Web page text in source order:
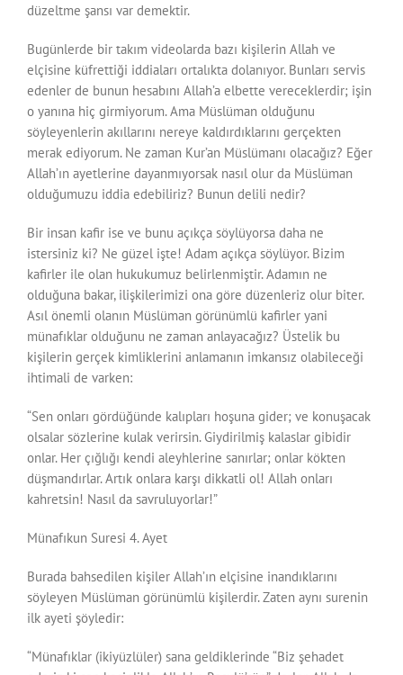
düzeltme şansı var demektir.
Bugünlerde bir takım videolarda bazı kişilerin Allah ve
elçisine küfrettiği iddiaları ortalıkta dolanıyor. Bunları servis
edenler de bunun hesabını Allah’a elbette vereceklerdir; işin
o yanına hiç girmiyorum. Ama Müslüman olduğunu
söyleyenlerin akıllarını nereye kaldırdıklarını gerçekten
merak ediyorum. Ne zaman Kur’an Müslümanı olacağız? Eğer
Allah’ın ayetlerine dayanmıyorsak nasıl olur da Müslüman
olduğumuzu iddia edebiliriz? Bunun delili nedir?
Bir insan kafir ise ve bunu açıkça söylüyorsa daha ne
istersiniz ki? Ne güzel işte! Adam açıkça söylüyor. Bizim
kafirler ile olan hukukumuz belirlenmiştir. Adamın ne
olduğuna bakar, ilişkilerimizi ona göre düzenleriz olur biter.
Asıl önemli olanın Müslüman görünümlü kafirler yani
münafıklar olduğunu ne zaman anlayacağız? Üstelik bu
kişilerin gerçek kimliklerini anlamanın imkansız olabileceği
ihtimali de varken:
“Sen onları gördüğünde kalıpları hoşuna gider; ve konuşacak
olsalar sözlerine kulak verirsin. Giydirilmiş kalaslar gibidir
onlar. Her çığlığı kendi aleyhlerine sanırlar; onlar kökten
düşmandırlar. Artık onlara karşı dikkatli ol! Allah onları
kahretsin! Nasıl da savruluyorlar!”
Münafıkun Suresi 4. Ayet
Burada bahsedilen kişiler Allah’ın elçisine inandıklarını
söyleyen Müslüman görünümlü kişilerdir. Zaten aynı surenin
ilk ayeti şöyledir:
“Münafıklar (ikiyüzlüler) sana geldiklerinde “Biz şehadet